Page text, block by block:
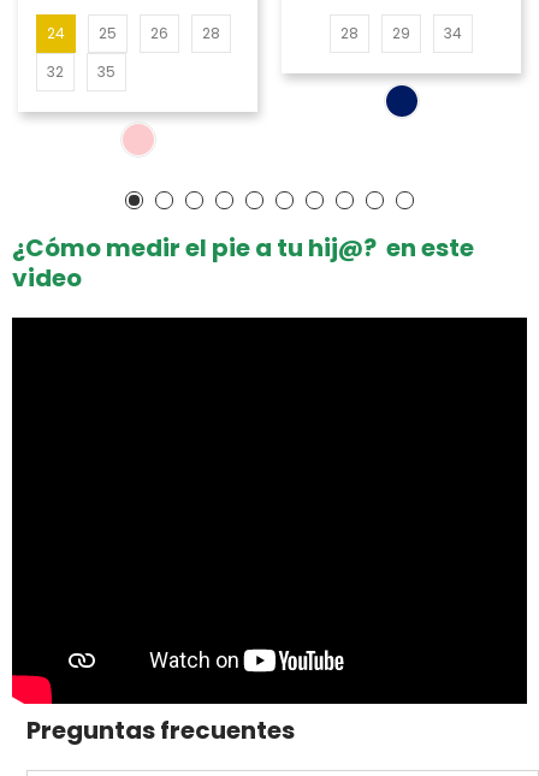
24 25 26
28
32
35
28 29 34
¿Cómo medir el pie a tu hij@? en este
video
Preguntas frecuentes